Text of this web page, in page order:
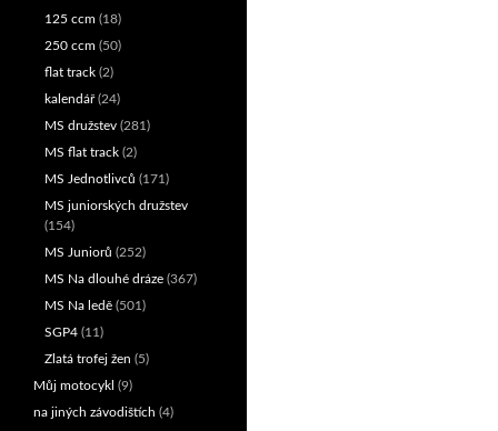
125 ccm (18)
250 ccm (50)
flat track (2)
kalendář(24)
MS družstev (281)
MS flat track (2)
MS Jednotlivců (171)
MS juniorských družstev
(154)
MS Juniorů (252)
MS Na dlouhé dráze (367)
MS Na ledě (501)
SGP4 (11)
Zlatá trofej žen (5)
Můj motocykl (9)
na jiných závodištích (4)